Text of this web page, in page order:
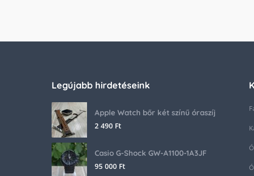
Legújabb hirdetéseink
Apple Watch bőr két színű óraszíj
2 490 Ft
Casio G-Shock GW-A1100-1A3JF
95 000 Ft